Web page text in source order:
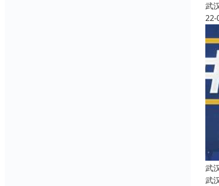
武
22-
武
武